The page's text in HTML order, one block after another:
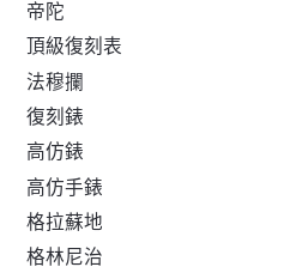
帝陀
頂級復刻表
法穆攔
復刻錶
高仿錶
高仿手錶
格拉蘇地
格林尼治